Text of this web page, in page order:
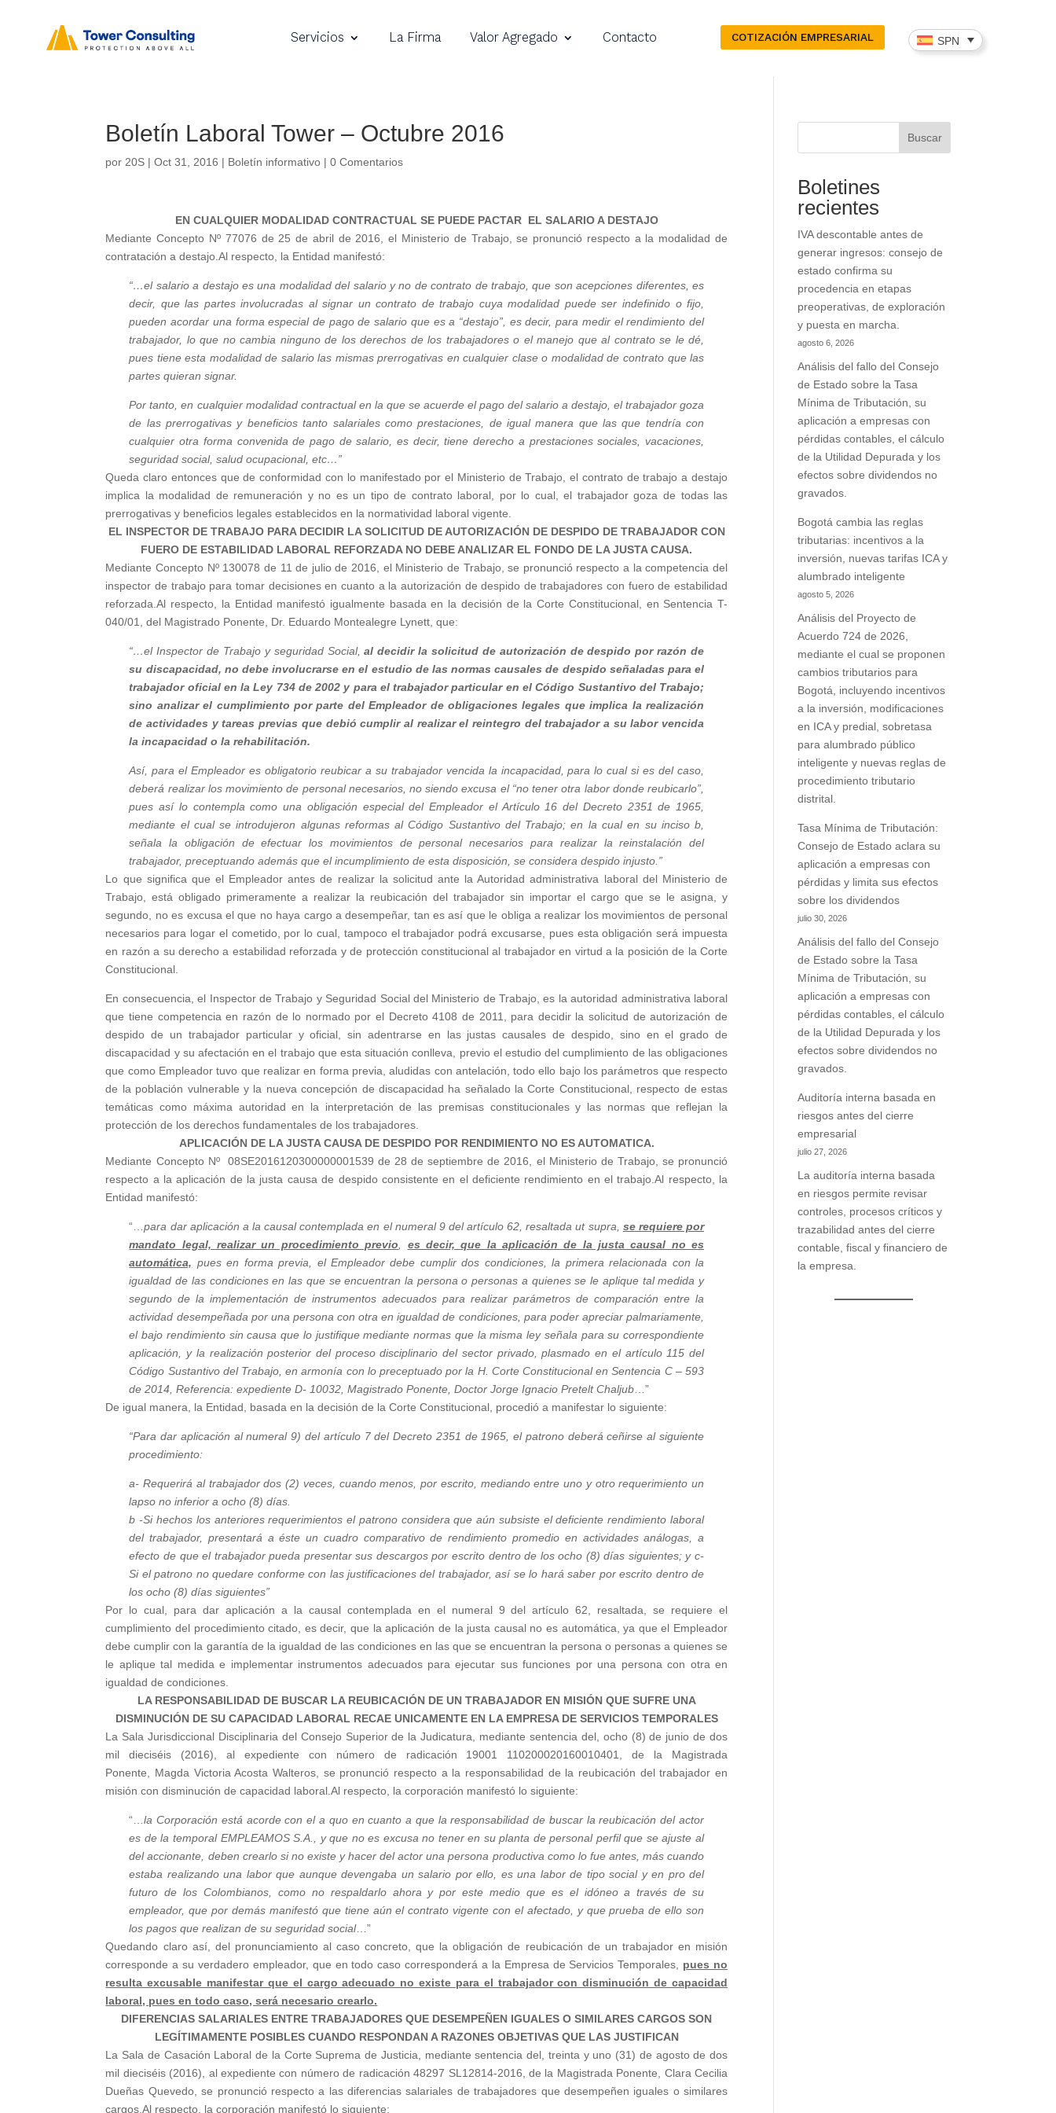
Servicios La Firma Valor Agregado Contacto COTIZACIÓN EMPRESARIAL SPN
Boletín Laboral Tower – Octubre 2016
por 20S |Oct 31, 2016 | Boletín informativo |0 Comentarios
EN CUALQUIER MODALIDAD CONTRACTUAL SE PUEDE PACTAR EL SALARIO A DESTAJO
Mediante Concepto Nº 77076 de 25 de abril de 2016, el Ministerio de Trabajo, se pronunció respecto a la modalidad de
contratación a destajo.Al respecto, la Entidad manifestó:
“…el salario a destajo es una modalidad del salario y no de contrato de trabajo, que son acepciones diferentes, es
decir, que las partes involucradas al signar un contrato de trabajo cuya modalidad puede ser indefinido o fijo,
pueden acordar una forma especial de pago de salario que es a “destajo”, es decir, para medir el rendimiento del
trabajador, lo que no cambia ninguno de los derechos de los trabajadores o el manejo que al contrato se le dé,
pues tiene esta modalidad de salario las mismas prerrogativas en cualquier clase o modalidad de contrato que las
partes quieran signar.
Por tanto, en cualquier modalidad contractual en la que se acuerde el pago del salario a destajo, el trabajador goza
de las prerrogativas y beneficios tanto salariales como prestaciones, de igual manera que las que tendría con
cualquier otra forma convenida de pago de salario, es decir, tiene derecho a prestaciones sociales, vacaciones,
seguridad social, salud ocupacional, etc…”
Queda claro entonces que de conformidad con lo manifestado por el Ministerio de Trabajo, el contrato de trabajo a destajo
implica la modalidad de remuneración y no es un tipo de contrato laboral, por lo cual, el trabajador goza de todas las
prerrogativas y beneficios legales establecidos en la normatividad laboral vigente.
EL INSPECTOR DE TRABAJO PARA DECIDIR LA SOLICITUD DE AUTORIZACIÓN DE DESPIDO DE TRABAJADOR CON
FUERO DE ESTABILIDAD LABORAL REFORZADA NO DEBE ANALIZAR EL FONDO DE LA JUSTA CAUSA.
Mediante Concepto Nº 130078 de 11 de julio de 2016, el Ministerio de Trabajo, se pronunció respecto a la competencia del
inspector de trabajo para tomar decisiones en cuanto a la autorización de despido de trabajadores con fuero de estabilidad
reforzada.Al respecto, la Entidad manifestó igualmente basada en la decisión de la Corte Constitucional, en Sentencia T-
040/01, del Magistrado Ponente, Dr. Eduardo Montealegre Lynett, que:
“…el Inspector de Trabajo y seguridad Social,al decidir la solicitud de autorización de despido por razón de
su discapacidad, no debe involucrarse en el estudio de las normascausales de despido señaladas para el
trabajador oficial en la Ley 734 de 2002 y para el trabajador particular en el Código Sustantivo del Trabajo;
sino analizar el cumplimiento por parte del Empleador de obligaciones legales que implica la realización
de actividades y tareas previas que debió cumplir al realizar el reintegro del trabajador a su labor vencida
la incapacidad o la rehabilitación.
Así, para el Empleador es obligatorio reubicar a su trabajador vencida la incapacidad, para lo cual si es del caso,
deberá realizar los movimiento de personal necesarios, no siendo excusa el “no tener otra labor donde reubicarlo”,
pues así lo contempla como una obligación especial del Empleador el Artículo 16 del Decreto 2351 de 1965,
mediante el cual se introdujeron algunas reformas al Código Sustantivo del Trabajo; en la cual en su inciso b,
señala la obligación de efectuar los movimientos de personal necesarios para realizar la reinstalación del
trabajador, preceptuando además que el incumplimiento de esta disposición, se considera despido injusto.”
Lo que significa que el Empleador antes de realizar la solicitud ante la Autoridad administrativa laboral del Ministerio de
Trabajo, está obligado primeramente a realizar la reubicación del trabajador sin importar el cargo que se le asigna, y
segundo, no es excusa el que no haya cargo a desempeñar, tan es así que le obliga a realizar los movimientos de personal
necesarios para logar el cometido, por lo cual, tampoco el trabajador podrá excusarse, pues esta obligación será impuesta
en razón a su derecho a estabilidad reforzada y de protección constitucional al trabajador en virtud a la posición de la Corte
Constitucional.
En consecuencia, el Inspector de Trabajo y Seguridad Social del Ministerio de Trabajo, es la autoridad administrativa laboral
que tiene competencia en razón de lo normado por el Decreto 4108 de 2011, para decidir la solicitud de autorización de
despido de un trabajador particular y oficial, sin adentrarse en las justas causales de despido, sino en el grado de
discapacidad y su afectación en el trabajo que esta situación conlleva, previo el estudio del cumplimiento de las obligaciones
que como Empleador tuvo que realizar en forma previa, aludidas con antelación, todo ello bajo los parámetros que respecto
de la población vulnerable y la nueva concepción de discapacidad ha señalado la Corte Constitucional, respecto de estas
temáticas como máxima autoridad en la interpretación de las premisas constitucionales y las normas que reflejan la
protección de los derechos fundamentales de los trabajadores.
APLICACIÓN DE LA JUSTA CAUSA DE DESPIDO POR RENDIMIENTO NO ES AUTOMATICA.
Mediante Concepto Nº 08SE2016120300000001539 de 28 de septiembre de 2016, el Ministerio de Trabajo, se pronunció
respecto a la aplicación de la justa causa de despido consistente en el deficiente rendimiento en el trabajo.Al respecto, la
Entidad manifestó:
“…para dar aplicación a la causal contemplada en el numeral 9 del artículo 62, resaltada ut supra, se requiere por
mandato legal, realizar un procedimiento previo
es decir, que la aplicación de la justa causal no es
automática, pues en forma previa, el Empleador debe cumplir dos condiciones, la primera relacionada con la
igualdad de las condiciones en las que se encuentran la persona o personas a quienes se le aplique tal medida y
segundo de la implementación de instrumentos adecuados para realizar parámetros de comparación entre la
actividad desempeñada por una persona con otra en igualdad de condiciones, para poder apreciar palmariamente,
el bajo rendimiento sin causa que lo justifique mediante normas que la misma ley señala para su correspondiente
aplicación, y la realización posterior del proceso disciplinario del sector privado, plasmado en el artículo 115 del
Código Sustantivo del Trabajo, en armonía con lo preceptuado por la H. Corte Constitucional en Sentencia C – 593
de 2014, Referencia: expediente D- 10032, Magistrado Ponente, Doctor Jorge Ignacio Pretelt Chaljub …”
De igual manera, la Entidad, basada en la decisión de la Corte Constitucional, procedió a manifestar lo siguiente:
“Para dar aplicación al numeral 9) del artículo 7 del Decreto 2351 de 1965, el patrono deberá ceñirse al siguiente
procedimiento:
a- Requerirá al trabajador dos (2) veces, cuando menos, por escrito, mediando entre uno y otro requerimiento un
lapso no inferior a ocho (8) días.
b -Si hechos los anteriores requerimientos el patrono considera que aún subsiste el deficiente rendimiento laboral
del trabajador, presentará a éste un cuadro comparativo de rendimiento promedio en actividades análogas, a
efecto de que el trabajador pueda presentar sus descargos por escrito dentro de los ocho (8) días siguientes; y c-
Si el patrono no quedare conforme con las justificaciones del trabajador, así se lo hará saber por escrito dentro de
los ocho (8) días siguientes”
Por lo cual, para dar aplicación a la causal contemplada en el numeral 9 del artículo 62, resaltada, se requiere el
cumplimiento del procedimiento citado, es decir, que la aplicación de la justa causal no es automática, ya que el Empleador
debe cumplir con la garantía de la igualdad de las condiciones en las que se encuentran la persona o personas a quienes se
le aplique tal medida e implementar instrumentos adecuados para ejecutar sus funciones por una persona con otra en
igualdad de condiciones.
LA RESPONSABILIDAD DE BUSCAR LA REUBICACIÓN DE UN TRABAJADOR EN MISIÓN QUE SUFRE UNA
DISMINUCIÓN DE SU CAPACIDAD LABORAL RECAE UNICAMENTE EN LA EMPRESA DE SERVICIOS TEMPORALES
La Sala Jurisdiccional Disciplinaria del Consejo Superior de la Judicatura, mediante sentencia del, ocho (8) de junio de dos
mil dieciséis (2016), al expediente con número de radicación 19001 110200020160010401, de la Magistrada
Ponente, Magda Victoria Acosta Walteros, se pronunció respecto a la responsabilidad de la reubicación del trabajador en
misión con disminución de capacidad laboral.Al respecto, la corporación manifestó lo siguiente:
“…la Corporación está acorde con el a quo en cuanto a que la responsabilidad de buscar la reubicación del actor
es de la temporal EMPLEAMOS S.A., y que no es excusa no tener en su planta de personal perfil que se ajuste al
del accionante, deben crearlo si no existe y hacer del actor una persona productiva como lo fue antes, más cuando
estaba realizando una labor que aunque devengaba un salario por ello, es una labor de tipo social y en pro del
futuro de los Colombianos, como no respaldarlo ahora y por este medio que es el idóneo a través de su
empleador, que por demás manifestó que tiene aún el contrato vigente con el afectado, y que prueba de ello son
los pagos que realizan de su seguridad social…”
Quedando claro así, del pronunciamiento al caso concreto, que la obligación de reubicación de un trabajador en misión
corresponde a su verdadero empleador, que en todo caso corresponderá a la Empresa de Servicios Temporales, pues no
resulta excusable manifestar que el cargo adecuado no existe para el trabajador con disminución de capacidad
laboral, pues en todo caso, será necesario crearlo.
DIFERENCIAS SALARIALES ENTRE TRABAJADORES QUE DESEMPEÑEN IGUALES O SIMILARES CARGOS SON
LEGÍTIMAMENTE POSIBLES CUANDO RESPONDAN A RAZONES OBJETIVAS QUE LAS JUSTIFICAN
La Sala de Casación Laboral de la Corte Suprema de Justicia, mediante sentencia del, treinta y uno (31) de agosto de dos
mil dieciséis (2016), al expediente con número de radicación 48297 SL12814-2016, de la Magistrada Ponente, Clara Cecilia
Dueñas Quevedo, se pronunció respecto a las diferencias salariales de trabajadores que desempeñen iguales o similares
cargos.Al respecto, la corporación manifestó lo siguiente:
Buscar
Boletines
recientes
IVA descontable antes de
generar ingresos: consejo de
estado confirma su
procedencia en etapas
preoperativas, de exploración
y puesta en marcha.
agosto 6, 2026
Análisis del fallo del Consejo
de Estado sobre la Tasa
Mínima de Tributación, su
aplicación a empresas con
pérdidas contables, el cálculo
de la Utilidad Depurada y los
efectos sobre dividendos no
gravados.
Bogotá cambia las reglas
tributarias: incentivos a la
inversión, nuevas tarifas ICA y
alumbrado inteligente
agosto 5, 2026
Análisis del Proyecto de
Acuerdo 724 de 2026,
mediante el cual se proponen
cambios tributarios para
Bogotá, incluyendo incentivos
a la inversión, modificaciones
en ICA y predial, sobretasa
para alumbrado público
inteligente y nuevas reglas de
procedimiento tributario
distrital.
Tasa Mínima de Tributación:
Consejo de Estado aclara su
aplicación a empresas con
pérdidas y limita sus efectos
sobre los dividendos
julio 30, 2026
Análisis del fallo del Consejo
de Estado sobre la Tasa
Mínima de Tributación, su
aplicación a empresas con
pérdidas contables, el cálculo
de la Utilidad Depurada y los
efectos sobre dividendos no
gravados.
Auditoría interna basada en
riesgos antes del cierre
empresarial
julio 27, 2026
La auditoría interna basada
en riesgos permite revisar
controles, procesos críticos y
trazabilidad antes del cierre
contable, fiscal y financiero de
la empresa.